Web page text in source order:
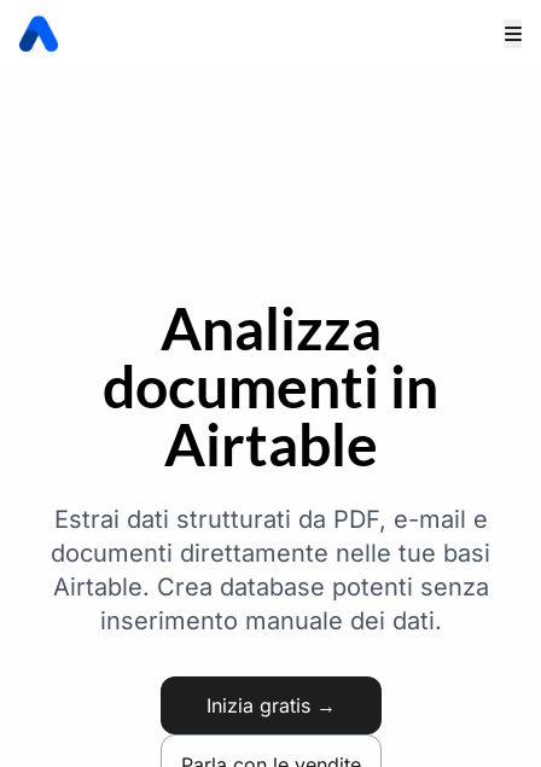
Analizza
documenti in
Airtable
Estrai dati strutturati da PDF, e-mail e
documenti direttamente nelle tue basi
Airtable. Crea database potenti senza
inserimento manuale dei dati.
Inizia gratis →